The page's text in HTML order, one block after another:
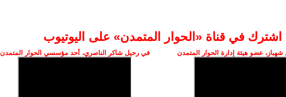
اشترك في قناة ‫«الحوار المتمدن» على اليوتيوب
عضو هيئة إدارة الحوار المتمدن في رحيل شاكر الناصري، أحد مؤسسي الحوار المتمدن